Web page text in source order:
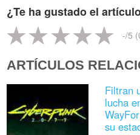
¿Te ha gustado el
-/5 (
ARTÍCULOS
Filtran
lucha
su